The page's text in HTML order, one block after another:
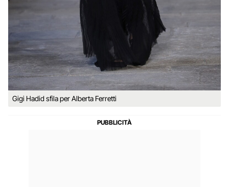
Gigi Hadid sfila per Alberta Ferretti